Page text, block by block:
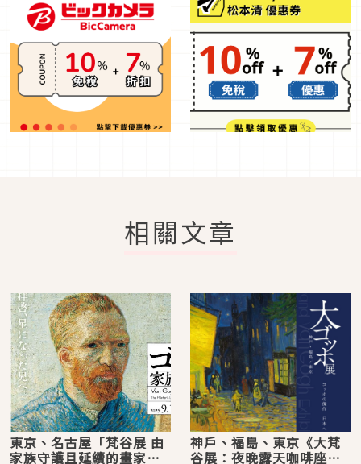
相關文章
東京、名古屋「梵谷展 由
家族守護且延續的畫家之
神戶、福島、東京《大梵
谷展：夜晚露天咖啡座